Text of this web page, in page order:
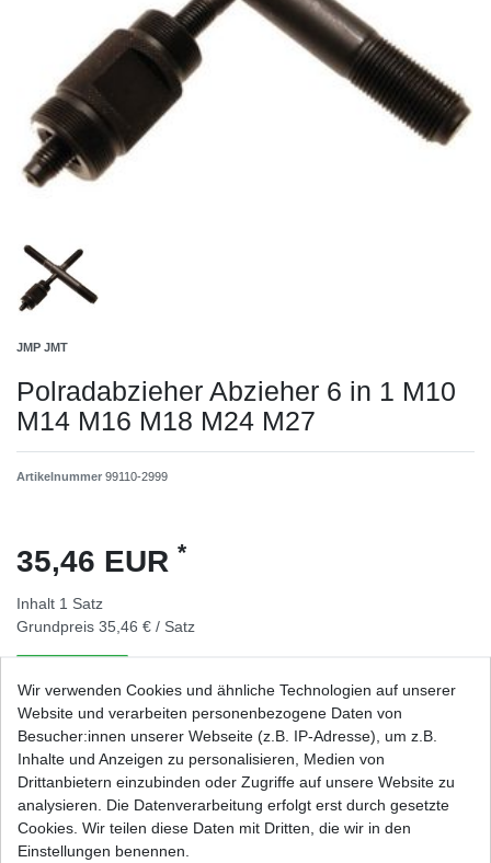
JMP JMT
Polradabzieher Abzieher 6 in 1 M10
M14 M16 M18 M24 M27
Artikelnummer 99110-2999
35,46 EUR *
Inhalt 1 Satz
Grundpreis 35,46 € / Satz
In den Warenkorb
Wunschliste
* inkl. ges. MwSt. zzgl.Versandkosten
Wir verwenden Cookies und ähnliche Technologien auf unserer
Website und verarbeiten personenbezogene Daten von
Besucher:innen unserer Webseite (z.B. IP-Adresse), um z.B.
Inhalte und Anzeigen zu personalisieren, Medien von
Drittanbietern einzubinden oder Zugriffe auf unsere Website zu
analysieren. Die Datenverarbeitung erfolgt erst durch gesetzte
Cookies. Wir teilen diese Daten mit Dritten, die wir in den
Einstellungen benennen.